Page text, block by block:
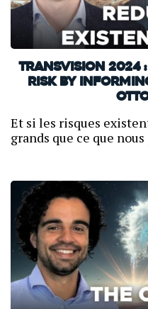
TransVision 2024
risk by
Et si les risques
grands que ce que